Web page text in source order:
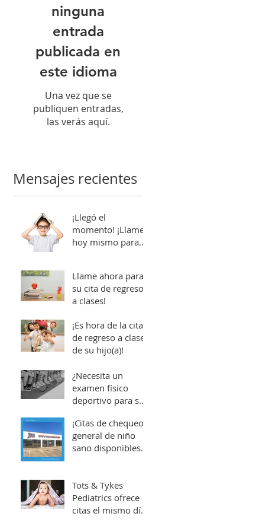
ninguna
entrada
publicada en
este idioma
Una vez que se
publiquen entradas,
las verás aquí.
Mensajes recientes
¡Llegó el
momento! ¡Llame
hoy mismo para
Llame ahora para
su cita de regreso
a clases!
¡Es hora de la cita
de regreso a clases
de su hijo(a)!
¿Necesita un
examen físico
deportivo para su
¡Citas de chequeo
general de niño
sano disponibles
Tots & Tykes
Pediatrics ofrece
citas el mismo día